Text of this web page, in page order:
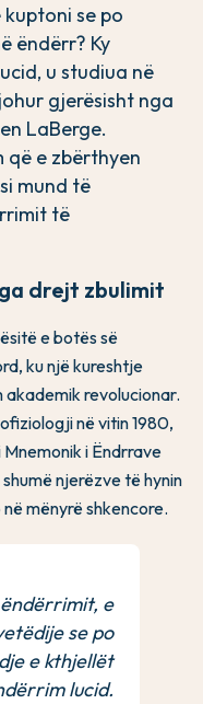
se po
ëndërr? Ky
u studiua në
gjerësisht nga
LaBerge.
që e zbërthyen
mund të
të
drejt zbulimit
e botës së
ku një kureshtje
akademik revolucionar.
në vitin 1980,
i Ëndrrave
njerëzve të hynin
mënyrë shkencore.
e
se po
e kthjellët
lucid.